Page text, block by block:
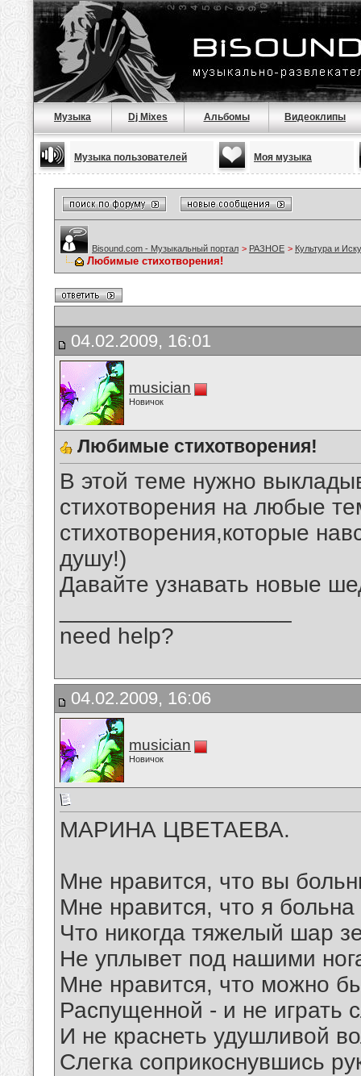
Музыка Dj Mixes Альбомы Видеоклипы
Музыка пользователей Моя музыка
Bisound.com - Музыкальный портал > РАЗНОЕ > Культура и
Любимые стихотворения!
04.02.2009, 16:01
musician
Новичок
Любимые стихотворения!
В этой теме нужно
стихотворения на любые
стихотворения,которые
душу!)
Давайте узнавать новые
need help?
04.02.2009, 16:06
musician
Новичок
МАРИНА ЦВЕТАЕВА.
Мне нравится, что вы
Мне нравится, что я
Что никогда тяжелый шар
Не уплывет под нашими
Мне нравится, что можно
Распущенной - и не играть
И не краснеть удушливой
Слегка соприкоснувшись